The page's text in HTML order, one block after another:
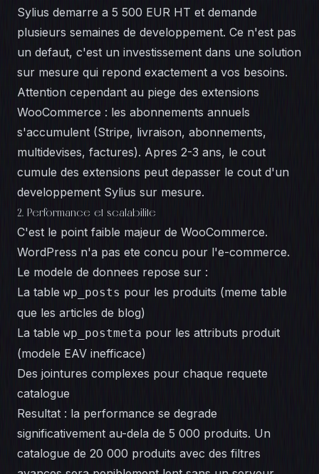
Sylius demarre a 5 500 EUR HT et demande
plusieurs semaines de developpement. Ce n'est pas
un defaut, c'est un investissement dans une solution
sur mesure qui repond exactement a vos besoins.
Attention cependant au piege des extensions
WooCommerce : les abonnements annuels
s'accumulent (Stripe, livraison, abonnements,
multidevises, factures). Apres 2-3 ans, le cout
cumule des extensions peut depasser le cout d'un
developpement Sylius sur mesure.
2. Performance et scalabilite
C'est le point faible majeur de WooCommerce.
WordPress n'a pas ete concu pour l'e-commerce.
Le modele de donnees repose sur :
La table wp_posts pour les produits (meme table
que les articles de blog)
La table wp_postmeta pour les attributs produit
(modele EAV inefficace)
Des jointures complexes pour chaque requete
catalogue
Resultat : la performance se degrade
significativement au-dela de 5 000 produits. Un
catalogue de 20 000 produits avec des filtres